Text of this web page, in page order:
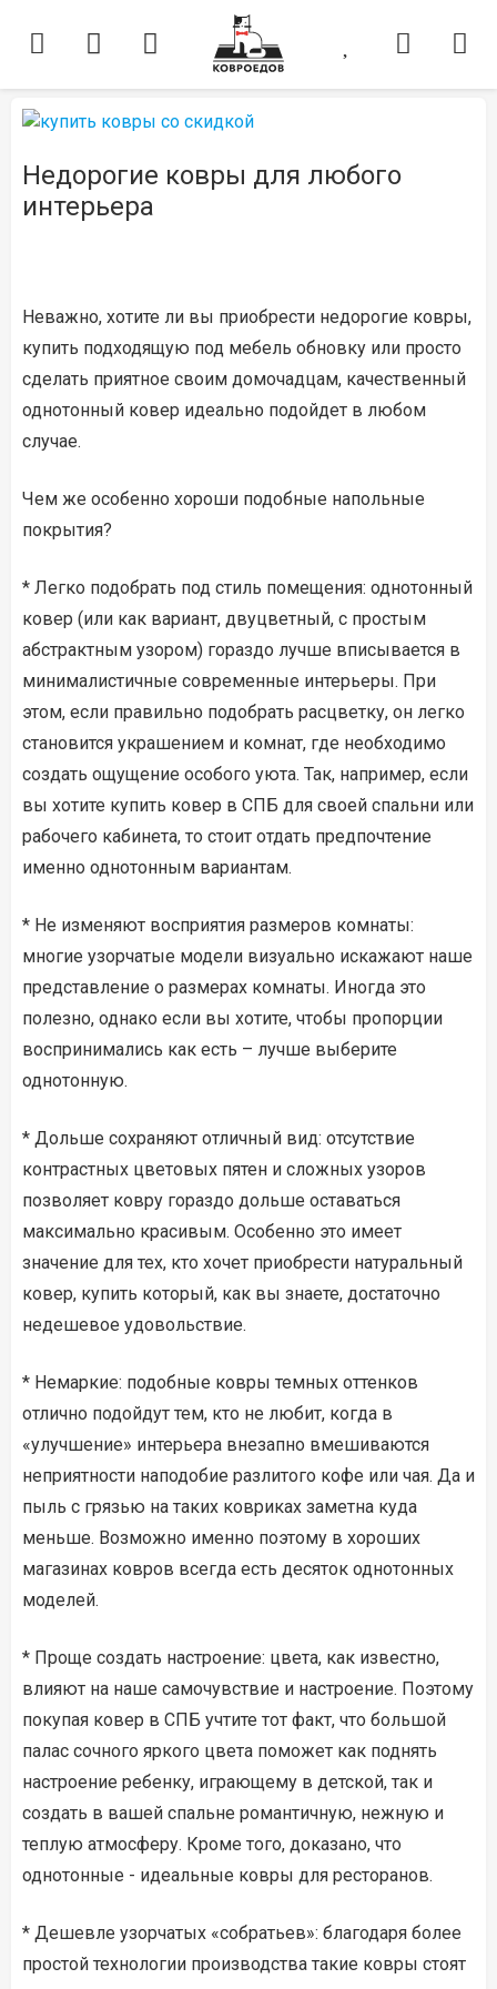
Недорогие ковры для любого
интерьера
Неважно, хотите ли вы приобрести недорогие ковры,
купить подходящую под мебель обновку или просто
сделать приятное своим домочадцам, качественный
однотонный ковер идеально подойдет в любом
случае.
Чем же особенно хороши подобные напольные
покрытия?
* Легко подобрать под стиль помещения: однотонный
ковер (или как вариант, двуцветный, с простым
абстрактным узором) гораздо лучше вписывается в
минималистичные современные интерьеры. При
этом, если правильно подобрать расцветку, он легко
становится украшением и комнат, где необходимо
создать ощущение особого уюта. Так, например, если
вы хотите купить ковер в СПБ для своей спальни или
рабочего кабинета, то стоит отдать предпочтение
именно однотонным вариантам.
* Не изменяют восприятия размеров комнаты:
многие узорчатые модели визуально искажают наше
представление о размерах комнаты. Иногда это
полезно, однако если вы хотите, чтобы пропорции
воспринимались как есть – лучше выберите
однотонную.
* Дольше сохраняют отличный вид: отсутствие
контрастных цветовых пятен и сложных узоров
позволяет ковру гораздо дольше оставаться
максимально красивым. Особенно это имеет
значение для тех, кто хочет приобрести натуральный
ковер, купить который, как вы знаете, достаточно
недешевое удовольствие.
* Немаркие: подобные ковры темных оттенков
отлично подойдут тем, кто не любит, когда в
«улучшение» интерьера внезапно вмешиваются
неприятности наподобие разлитого кофе или чая. Да и
пыль с грязью на таких ковриках заметна куда
меньше. Возможно именно поэтому в хороших
магазинах ковров всегда есть десяток однотонных
моделей.
* Проще создать настроение: цвета, как известно,
влияют на наше самочувствие и настроение. Поэтому
покупая ковер в СПБ учтите тот факт, что большой
палаc сочного яркого цвета поможет как поднять
настроение ребенку, играющему в детской, так и
создать в вашей спальне романтичную, нежную и
теплую атмосферу. Кроме того, доказано, что
однотонные - идеальные ковры для ресторанов.
* Дешевле узорчатых «собратьев»: благодаря более
простой технологии производства такие ковры стоят